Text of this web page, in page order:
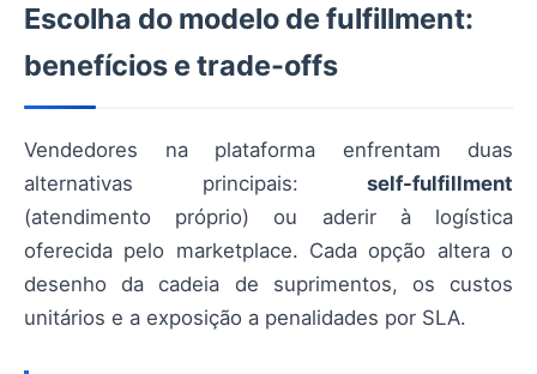
Escolha do modelo de fulfillment:
benefícios e trade-offs
Vendedores na plataforma enfrentam duas
alternativas principais: self-fulfillment
(atendimento próprio) ou aderir à logística
oferecida pelo marketplace. Cada opção altera o
desenho da cadeia de suprimentos, os custos
unitários e a exposição a penalidades por SLA.